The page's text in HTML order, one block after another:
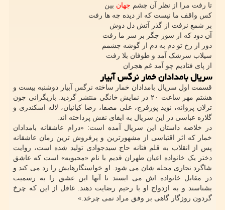
تا رفت مرا از نظر آن چشم جهان بین
کس واقف ما نیست که از دیده چه ها رفت
بر شمع نرفت از گذر آتش دل دوش
آن دود که از سوز جگر بر سر ما رفت
دور از رخ تو دم به دم از گوشه چشمم
سیلاب سرشک آمد و طوفان بلا رفت
از پای فتادیم چو آمد غم هجران
سریال بامدادان خمار نرگس آبیار
قسمت اول سریال بامدادان خمار ساخته نرگس آبیار دوشنبه بیست و
هشتم مهر ساعت ۲۰ در نمایش خانگی منتشر گردید. بازیگرانی چون
ترلان پروانه، نوید پورفرج، علی مصفا، رضا کیانیان، لاله اسکندری و
گلاره عباسی در این سریال به ایفای نقش پرداخته اند.
در خلاصه داستان این سریال آمده است: «درام عاشقانه بامدادان
خمار که اثر اقتباسی از مشهورترین و پرفروش ترین رمان عاشقانه
پس از انقلاب به قلم فتانه حاج سیدجوادی تولید شده است، روایت
دختر یک خانواده اعیان طهران قدیم با نام «محبوبه» است که عاشق
شاگرد نجاری محله شان می شود. او خواستگارهایش را رد می کند و
در مقابل خانواده اش می ایستد تا آنها این عشق را به رسمیت
بشناسند و به ازدواج او با رحیم رضایت دهند. غافل از این که چرخ
گردون روزگار گاهی بر وفق مراد نمی چرخد.»